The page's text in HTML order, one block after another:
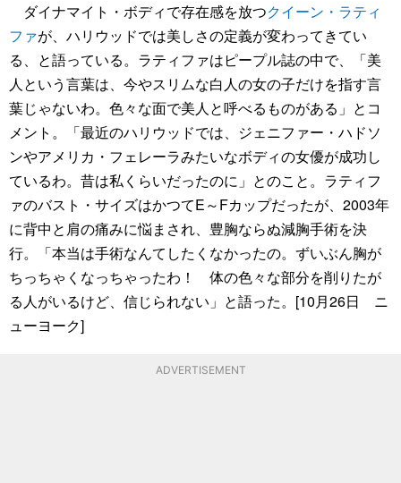
ダイナマイト・ボディで存在感を放つクイーン・ラティ
ファが、ハリウッドでは美しさの定義が変わってきてい
る、と語っている。ラティファはピープル誌の中で、「美
人という言葉は、今やスリムな白人の女の子だけを指す言
葉じゃないわ。色々な面で美人と呼べるものがある」とコ
メント。「最近のハリウッドでは、ジェニファー・ハドソ
ンやアメリカ・フェレーラみたいなボディの女優が成功し
ているわ。昔は私くらいだったのに」とのこと。ラティフ
ァのバスト・サイズはかつてE～Fカップだったが、2003年
に背中と肩の痛みに悩まされ、豊胸ならぬ減胸手術を決
行。「本当は手術なんてしたくなかったの。ずいぶん胸が
ちっちゃくなっちゃったわ！ 体の色々な部分を削りたが
る人がいるけど、信じられない」と語った。[10月26日 ニ
ューヨーク]
ADVERTISEMENT